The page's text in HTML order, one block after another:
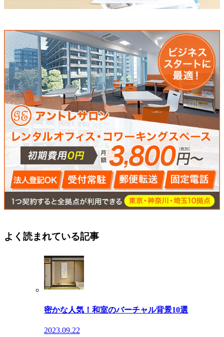
よく読まれている記事
密かな人気！和室のバーチャル背景10選
2023.09.22